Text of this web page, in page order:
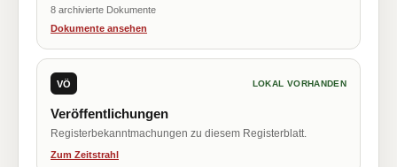
8 archivierte Dokumente
Dokumente ansehen
VÖ LOKAL VORHANDEN
Veröffentlichungen
Registerbekanntmachungen zu diesem Registerblatt.
Zum Zeitstrahl